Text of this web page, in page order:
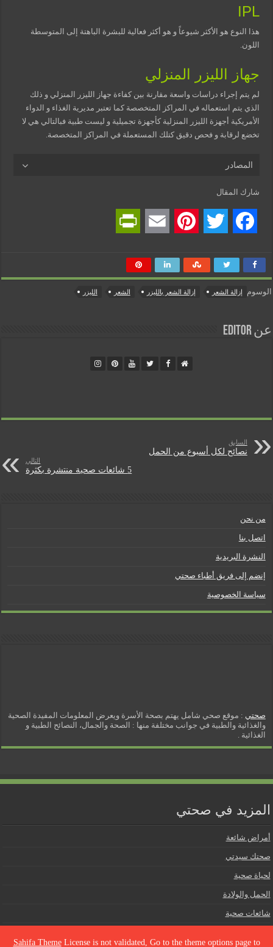
IPL
هذا النوع هو الأكثر شيوعاً و هو أكثر فعالية للبشرة الباهتة إلى المتوسطة
اللون.
جهاز الليزر المنزلي
لم يتم إجراء دراسات واسعة مقارنة بين كفاءة جهاز الليزر المنزلي و ذلك
الذي يتم استعماله في المراكز المتخصصة كما تعتبر مديرية الغذاء و الدواء
الأمريكية أجهزة الليزر المنزلية كأجهزة تجميلية و ليست طبية فبالتالي هي لا
تخضع لرقابة و فحص دقيق كتلك المستعملة في المراكز المتخصصة.
المصادر
شارك المقال
c
e
i
n
t
t
a
i
n
r
e
الوسوم إزالة الشعر إزالة الشعر بالليزر الشعر الليزر
عن Editor
السابق
نصائح لكل أسبوع من الحمل
التالي
5 شائعات صحية منتشرة بكثرة
من نحن
اتصل بنا
النشرة البريدية
إنضم إلى فريق أطباء صحتي
سياسة الخصوصية
صحتي : موقع صحي شامل يهتم بصحة الأسرة ويعرض المعلومات المفيدة الصحية
والغذائية والطبية في جوانب مختلفة منها : الصحة والجمال، النصائح الطبية و
الغذائية .
المزيد في صحتي
أمراض شائعة
صحتك سيدتي
لحياة صحية
الحمل والولادة
شائعات صحية
Facebook TwitterPinterest Email
PrintFriendly
Sahifa ThemeLicense is not validated, Go to the theme options page to